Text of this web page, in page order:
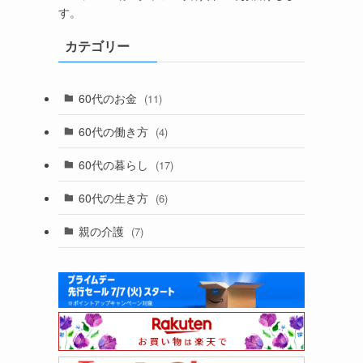
す。
カテゴリー
60代のお金 (11)
60代の働き方 (4)
60代の暮らし (17)
60代の生き方 (6)
親の介護 (7)